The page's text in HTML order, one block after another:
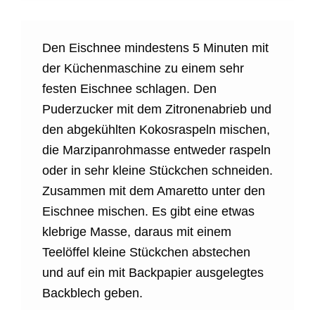
Den Eischnee mindestens 5 Minuten mit
der Küchenmaschine zu einem sehr
festen Eischnee schlagen. Den
Puderzucker mit dem Zitronenabrieb und
den abgekühlten Kokosraspeln mischen,
die Marzipanrohmasse entweder raspeln
oder in sehr kleine Stückchen schneiden.
Zusammen mit dem Amaretto unter den
Eischnee mischen. Es gibt eine etwas
klebrige Masse, daraus mit einem
Teelöffel kleine Stückchen abstechen
und auf ein mit Backpapier ausgelegtes
Backblech geben.